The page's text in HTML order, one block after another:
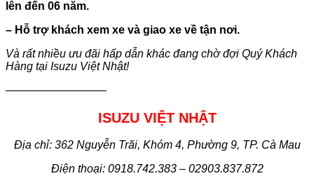
lên đến 06 năm.
– Hỗ trợ khách xem xe và giao xe về tận nơi.
Và rất nhiều ưu đãi hấp dẫn khác đang chờ đợi Quý Khách
Hàng tại Isuzu Việt Nhật!
—————————
ISUZU VIỆT NHẬT
Địa chỉ: 362 Nguyễn Trãi, Khóm 4, Phường 9, TP. Cà Mau
Điện thoại: 0918.742.383 – 02903.837.872